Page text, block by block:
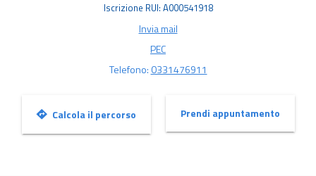
Iscrizione RUI: A000541918
Invia mail
PEC
Telefono: 0331476911
Calcola il percorso Prendi appuntamento